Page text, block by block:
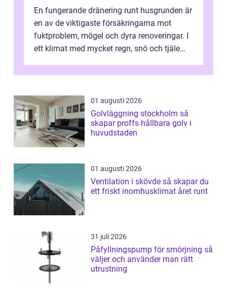
En fungerande dränering runt husgrunden är
en av de viktigaste försäkringarna mot
fuktproblem, mögel och dyra renoveringar. I
ett klimat med mycket regn, snö och tjäle
01 augusti 2026
Golvläggning stockholm så
skapar proffs hållbara golv i
huvudstaden
01 augusti 2026
Ventilation i skövde så skapar du
ett friskt inomhusklimat året runt
31 juli 2026
Påfyllningspump för smörjning så
väljer och använder man rätt
utrustning